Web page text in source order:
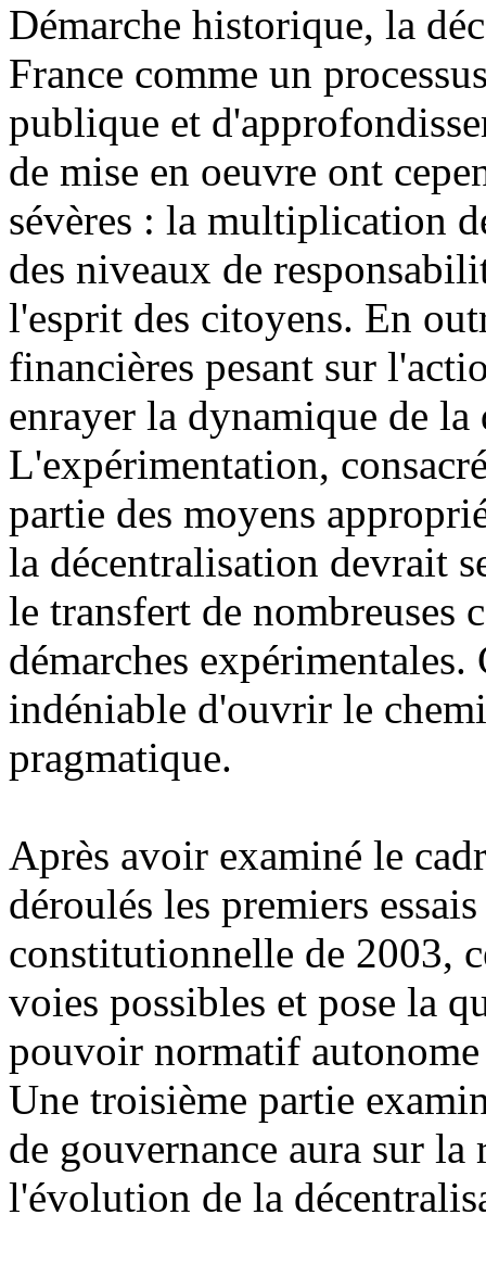
Démarche historique, la
France comme un
publique et
de mise en oeuvre ont
sévères : la multiplication
des niveaux de
l'esprit des citoyens. En
financières pesant sur
enrayer la dynamique de
L'expérimentation,
partie des moyens
la décentralisation devrait
le transfert de nombreuses
démarches
indéniable d'ouvrir le
pragmatique.
Après avoir examiné le
déroulés les premiers
constitutionnelle de 2003,
voies possibles et pose la
pouvoir normatif
Une troisième partie
de gouvernance aura sur
l'évolution de la